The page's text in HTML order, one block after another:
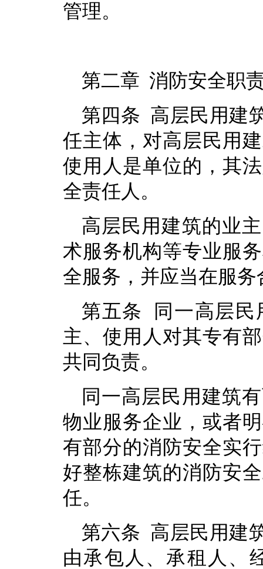
管理。
第二章 消防安全职
第四条 高层民用建
任主体，对高层民用
使用人是单位的，其
全责任人。
高层民用建筑的业
术服务机构等专业服
全服务，并应当在服
第五条 同一高层民
主、使用人对其专有
共同负责。
同一高层民用建筑
物业服务企业，或者
有部分的消防安全实
好整栋建筑的消防安
任。
第六条 高层民用建
由承包人、承租人、